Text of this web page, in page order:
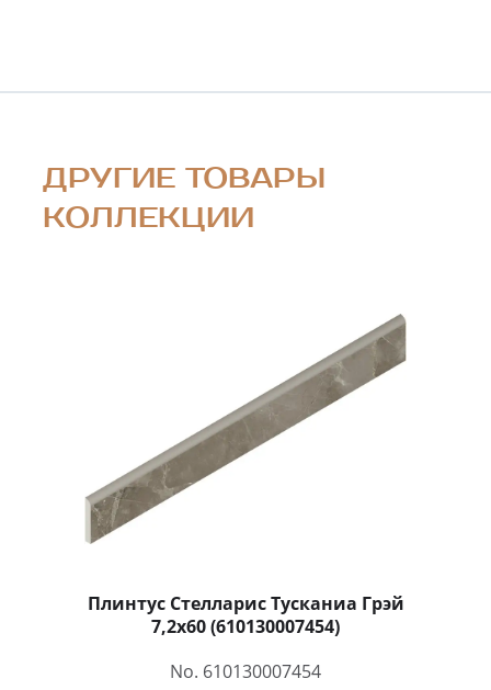
ДРУГИЕ ТОВАРЫ
КОЛЛЕКЦИИ
Плинтус Стелларис Тусканиа Грэй
7,2x60 (610130007454)
No. 610130007454